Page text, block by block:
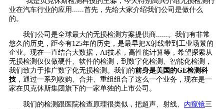
业在汽车行业的应用......首先，先给大家介绍我们公司是做什么
的。
我们公司是全球最大的无损检测方案提供商......。我们有非常
悠久的历史，距今有125年的历史，是最早把X射线带到工业场景的
企业。现在一直结合大数据，AI技术，高性能计算等，希望探索从
无损检测仅仅做硬件、软件的检测，到数字化检测、智能化检测，
我们致力于推广数字化无损检测。我们的前身是美国的GE检测科
技 ，通过一系列收购、合并、重组组合了这么一个业务，现在是一
家在贝克休斯集团旗下的一家单独的上市公司。
我们的检测跟医院检查原理很类似，把超声、射线、 内窥镜三